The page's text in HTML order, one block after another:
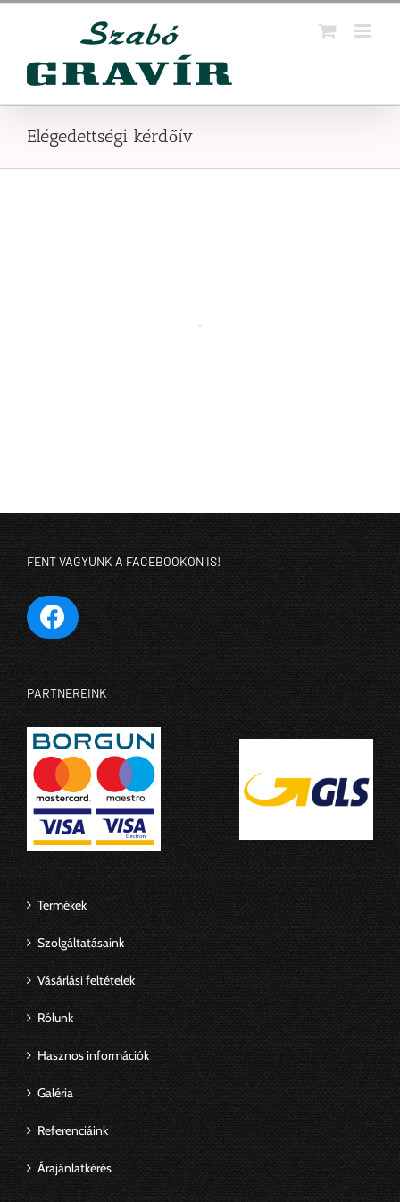
Kihagyás
Elégedettségi kérdőív
FENT VAGYUNK A FACEBOOKON IS!
PARTNEREINK
Termékek
Szolgáltatásaink
Vásárlási feltételek
Rólunk
Hasznos információk
Galéria
Referenciáink
Árajánlatkérés